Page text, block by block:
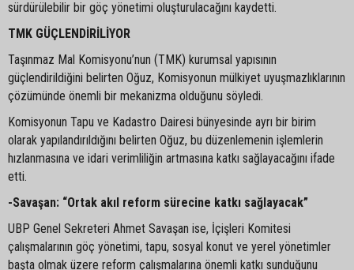
sürdürülebilir bir göç yönetimi oluşturulacağını kaydetti.
TMK GÜÇLENDİRİLİYOR
Taşınmaz Mal Komisyonu’nun (TMK) kurumsal yapısının
güçlendirildiğini belirten Oğuz, Komisyonun mülkiyet uyuşmazlıklarının
çözümünde önemli bir mekanizma olduğunu söyledi.
Komisyonun Tapu ve Kadastro Dairesi bünyesinde ayrı bir birim
olarak yapılandırıldığını belirten Oğuz, bu düzenlemenin işlemlerin
hızlanmasına ve idari verimliliğin artmasına katkı sağlayacağını ifade
etti.
-Savaşan: “Ortak akıl reform sürecine katkı sağlayacak”
UBP Genel Sekreteri Ahmet Savaşan ise, İçişleri Komitesi
çalışmalarının göç yönetimi, tapu, sosyal konut ve yerel yönetimler
başta olmak üzere reform çalışmalarına önemli katkı sunduğunu